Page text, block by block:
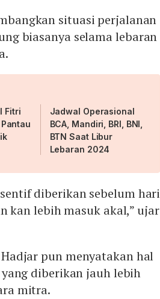
situasi perjalanan
biasanya selama lebaran
Fitri
Jadwal Operasional
BCA, Mandiri, BRI, BNI,
BTN Saat Libur
Lebaran 2024
diberikan sebelum hari
kan lebih masuk akal,” ujar
pun menyatakan hal
diberikan jauh lebih
mitra.